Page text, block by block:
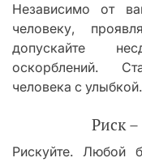
Независимо от
человеку,
допускайте
оскорблений.
человека с улыбкой.
Риск
Рискуйте. Любой